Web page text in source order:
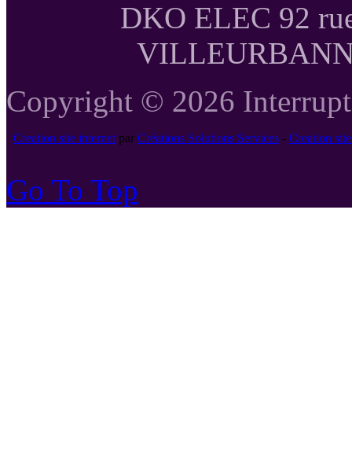
DKO ELEC 92
Copyright © 2026
Creation site internetpar Créations Solutions Services- Creation
Go To Top